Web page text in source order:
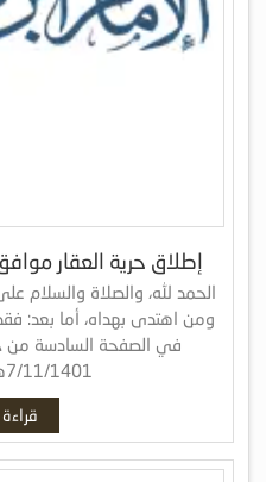
إطلاق حرية العقار
الحمد لله، والصلاة والسلام
ومن اهتدى بهداه، أما بعد:
في الصفحة السادسة من
7/11/1401هـ بعنوان: […]
قراءة